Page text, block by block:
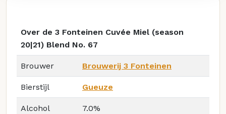
Over de 3 Fonteinen Cuvée Miel (season
20|21) Blend No. 67
Brouwer Brouwerij 3 Fonteinen
Bierstijl Gueuze
Alcohol 7.0%